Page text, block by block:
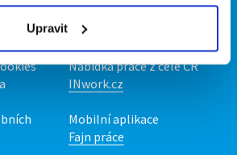
Upravit
Fajn brigády
Nabídka práce z celé ČR
INwork.cz
Mobilní aplikace
Fajn práce